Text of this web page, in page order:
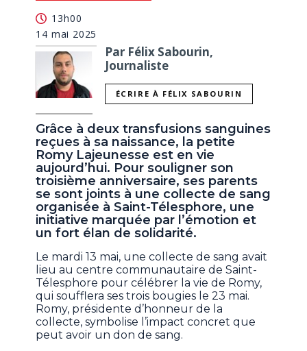
13h00
14 mai 2025
Par Félix Sabourin,
Journaliste
ÉCRIRE À FÉLIX SABOURIN
Grâce à deux transfusions sanguines
reçues à sa naissance, la petite
Romy Lajeunesse est en vie
aujourd’hui. Pour souligner son
troisième anniversaire, ses parents
se sont joints à une collecte de sang
organisée à Saint-Télesphore, une
initiative marquée par l’émotion et
un fort élan de solidarité.
Le mardi 13 mai, une collecte de sang avait
lieu au centre communautaire de Saint-
Télesphore pour célébrer la vie de Romy,
qui soufflera ses trois bougies le 23 mai.
Romy, présidente d’honneur de la
collecte, symbolise l’impact concret que
peut avoir un don de sang.